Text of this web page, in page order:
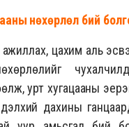
нөхөрлөл бий
ажиллах, цахим аль
урт хугацааны
дахины